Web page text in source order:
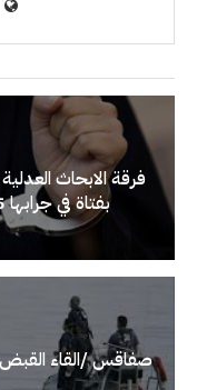
فرقة الابحاث
بفتاة في جرابها 205 منشور و1277 سنة سجنا
صفاقس /القاء القبض